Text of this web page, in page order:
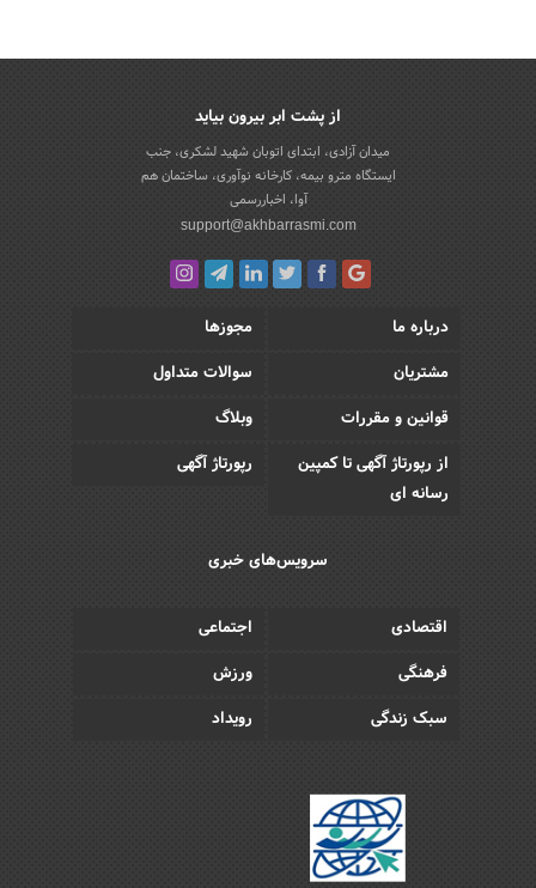
از پشت ابر بیرون بیاید
میدان آزادی، ابتدای اتوبان شهید لشکری، جنب
ایستگاه مترو بیمه، کارخانه نوآوری، ساختمان هم
آوا، اخباررسمی
support@akhbarrasmi.com
درباره ما
مجوزها
مشتریان
سوالات متداول
قوانین و مقررات
وبلاگ
از رپورتاژ آگهی تا کمپین
رسانه ای
رپورتاژ آگهی
سرویس‌های خبری
اقتصادی
اجتماعی
فرهنگی
ورزش
سبک زندگی
رویداد